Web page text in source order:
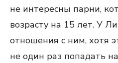
не интересны парни,
возрасту на 15 лет. У
отношения с ним, хотя
не один раз попадать